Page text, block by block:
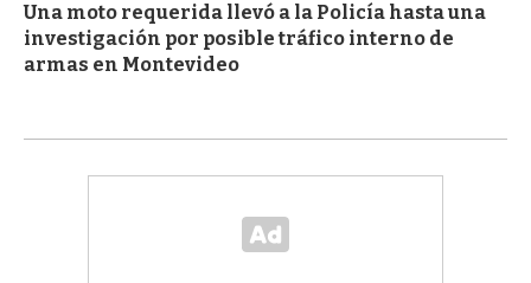
Una moto requerida llevó a la Policía hasta una
investigación por posible tráfico interno de
armas en Montevideo